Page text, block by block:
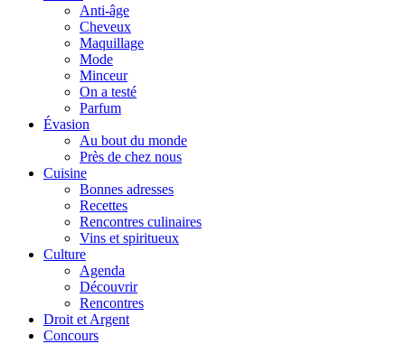
Anti-âge
Cheveux
Maquillage
Mode
Minceur
On a testé
Parfum
Évasion
Au bout du monde
Près de chez nous
Cuisine
Bonnes adresses
Recettes
Rencontres culinaires
Vins et spiritueux
Culture
Agenda
Découvrir
Rencontres
Droit et Argent
Concours